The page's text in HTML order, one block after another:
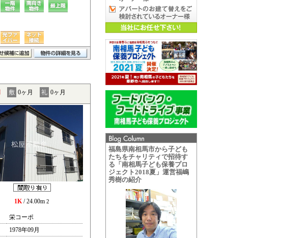
福島県南相馬市から子ども
たちをチャリティで招待す
る「南相馬子ども保養プロ
ジェクト2018夏」運営福嶋
秀樹の紹介
敷 0ヶ月 礼 0ヶ月
1K/ 24.00m 2
栄コーポ
1978年09月